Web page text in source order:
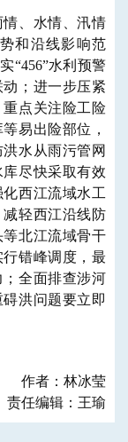
、水情、汛情
和沿线影响范
“456”水利预警
；进一步压紧
点关注险工险
易出险部位，
水从雨污管网
尽快采取有效
西江流域水工
轻西江沿线防
北江流域骨干
错峰调度，最
全面排查涉河
洪问题要立即
作者：林冰莹
责任编辑：王瑜